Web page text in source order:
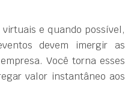
e quando possível,
devem imergir as
Você torna esses
valor instantâneo aos